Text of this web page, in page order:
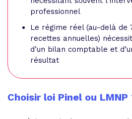
professionnel
Le régime réel (au-delà de
recettes annuelles)
d’un bilan comptable et
résultat
Choisir loi Pinel ou LMNP